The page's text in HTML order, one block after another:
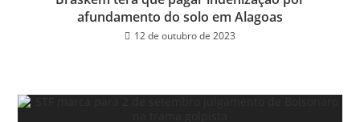
afundamento do solo em Alagoas
12 de outubro de 2023